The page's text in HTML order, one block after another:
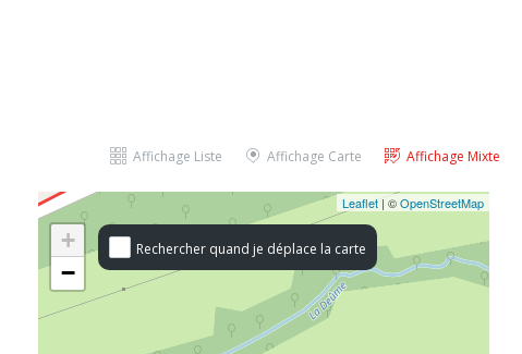
Affichage Mixte
Affichage Carte
Affichage Liste
Rechercher quand je déplace la carte
+
−
Leaflet | ©OpenStreetMap